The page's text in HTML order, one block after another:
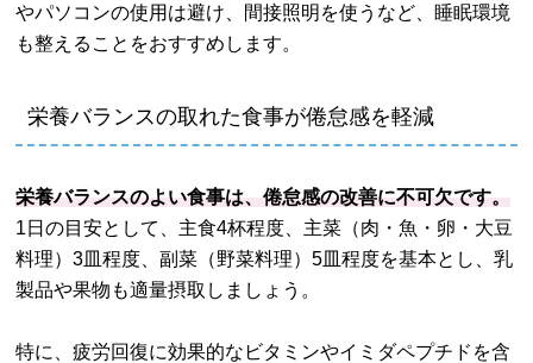
やパソコンの使用は避け、間接照明を使うなど、睡眠環境
も整えることをおすすめします。
栄養バランスの取れた食事が倦怠感を軽減
栄養バランスのよい食事は、倦怠感の改善に不可欠です。
1日の目安として、主食4杯程度、主菜（肉・魚・卵・大豆
料理）3皿程度、副菜（野菜料理）5皿程度を基本とし、乳
製品や果物も適量摂取しましょう。
特に、疲労回復に効果的なビタミンやイミダペプチドを含